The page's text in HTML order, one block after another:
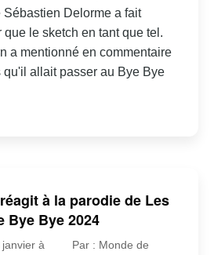
Delorme a fait
le sketch en tant que tel.
a mentionné en commentaire
allait passer au Bye Bye
à la parodie de Les
Bye Bye 2024
à
Par : Monde de